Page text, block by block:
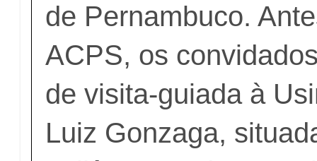
de Pernambuco.
ACPS, os
de visita-guiada à
Luiz Gonzaga,